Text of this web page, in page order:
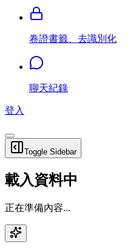
卷證書籤、去識別化
聊天紀錄
登入
Toggle Sidebar
載入資料中
正在準備內容...